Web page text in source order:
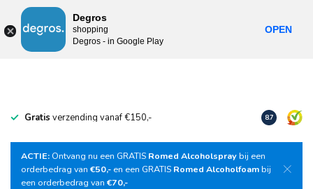
MENU
Gratis verzending vanaf €150,- Download
8.7
ACTIE: Ontvang nu een GRATIS Romed Alcoholspraybij een
orderbedrag van €50,- en een GRATIS Romed Alcoholfoambij
een orderbedrag van €70,-
Degros
shopping
Degros - in Google Play
OPEN